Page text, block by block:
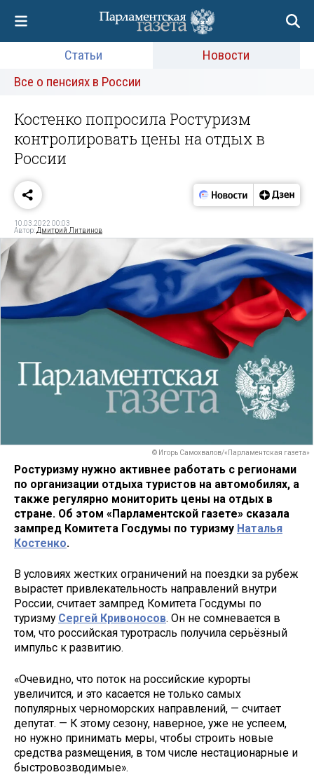
Статьи
Новости
Все о пенсиях в России
Костенко попросила Ростуризм
контролировать цены на отдых в
России
10.03.2022 00:03
Автор: Дмитрий Литвинов
© Игорь Самохвалов/«Парламентская газета»
Ростуризму нужно активнее работать с регионами
по организации отдыха туристов на автомобилях, а
также регулярно мониторить цены на отдых в
стране. Об этом «Парламентской газете» сказала
зампред Комитета Госдумы по туризму Наталья
Костенко.
В условиях жестких ограничений на поездки за рубеж
вырастет привлекательность направлений внутри
России, считает зампред Комитета Госдумы по
туризму Сергей Кривоносов. Он не сомневается в
том, что российская туротрасль получила серьёзный
импульс к развитию.
«Очевидно, что поток на российские курорты
увеличится, и это касается не только самых
популярных черноморских направлений, — считает
депутат. — К этому сезону, наверное, уже не успеем,
но нужно принимать меры, чтобы строить новые
средства размещения, в том числе нестационарные и
быстровозводимые».